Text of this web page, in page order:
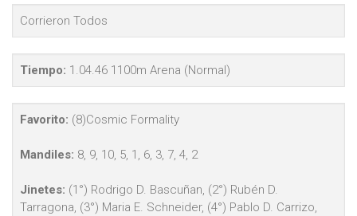
Corrieron Todos
Tiempo: 1.04.46 1100m Arena (Normal)
Favorito: (8)Cosmic Formality
Mandiles: 8, 9, 10, 5, 1, 6, 3, 7, 4, 2
Jinetes: (1°) Rodrigo D. Bascuñan, (2°) Rubén D.
Tarragona, (3°) Maria E. Schneider, (4°) Pablo D. Carrizo,